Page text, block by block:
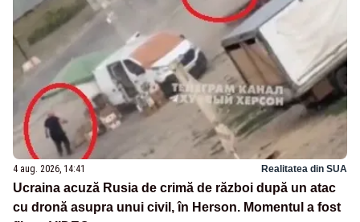
4 aug. 2026, 14:41 Realitatea din SUA
Ucraina acuză Rusia de crimă de război după un atac
cu dronă asupra unui civil, în Herson. Momentul a fost